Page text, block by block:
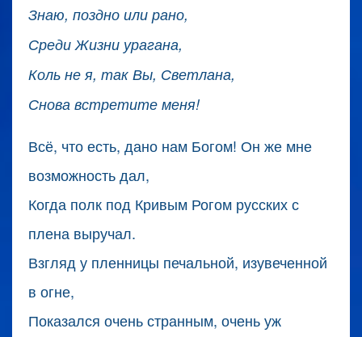
Знаю, поздно или рано,
Среди Жизни урагана,
Коль не я, так Вы, Светлана,
Снова встретите меня!
Всё, что есть, дано нам Богом! Он же мне
возможность дал,
Когда полк под Кривым Рогом русских с
плена выручал.
Взгляд у пленницы печальной, изувеченной
в огне,
Показался очень странным, очень уж